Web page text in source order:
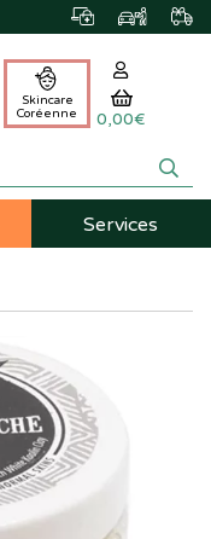
Skincare
Coréenne
0,00€
Services